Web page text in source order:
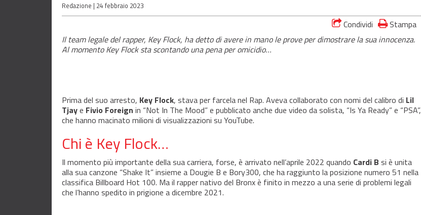
Redazione | 24 febbraio 2023
Condividi
Stampa
Il team legale del rapper, Key Flock, ha detto di avere in mano le prove per dimostrare la sua innocenza.
Al momento Key Flock sta scontando una pena per omicidio…
Prima del suo arresto, Key Flock, stava per farcela nel Rap. Aveva collaborato con nomi del calibro di Lil
Tjaye Fivio Foreign in “Not In The Mood” e pubblicato anche due video da solista, “Is Ya Ready” e “PSA”,
che hanno macinato milioni di visualizzazioni su YouTube.
Chi è Key Flock…
Il momento più importante della sua carriera, forse, è arrivato nell’aprile 2022 quando Cardi B si è unita
alla sua canzone “Shake It” insieme a Dougie B e Bory300, che ha raggiunto la posizione numero 51 nella
classifica Billboard Hot 100. Ma il rapper nativo del Bronx è finito in mezzo a una serie di problemi legali
che l’hanno spedito in prigione a dicembre 2021.